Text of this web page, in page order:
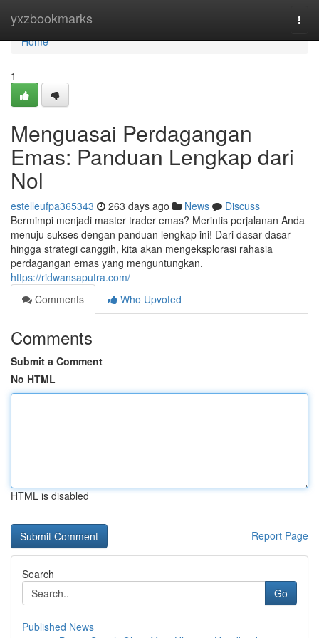
yxzbookmarks
Home
Home
1
Menguasai Perdagangan
Emas: Panduan Lengkap dari
Nol
estelleufpa365343 263 days ago News
Discuss
Bermimpi menjadi master trader emas? Merintis perjalanan Anda
menuju sukses dengan panduan lengkap ini! Dari dasar-dasar
hingga strategi canggih, kita akan mengeksplorasi rahasia
perdagangan emas yang menguntungkan.
https://ridwansaputra.com/
Comments
Who Upvoted
Comments
Submit a Comment
No HTML
HTML is disabled
Report Page
Search
Go
Published News